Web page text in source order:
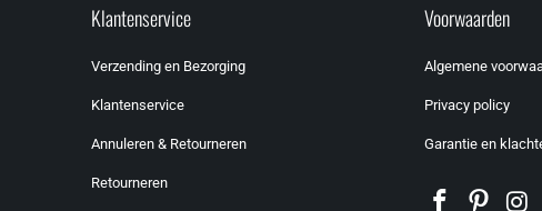
Klantenservice
Verzending en Bezorging
Klantenservice
Annuleren & Retourneren
Retourneren
Voorwaarden
Algemene
Privacy policy
Garantie en